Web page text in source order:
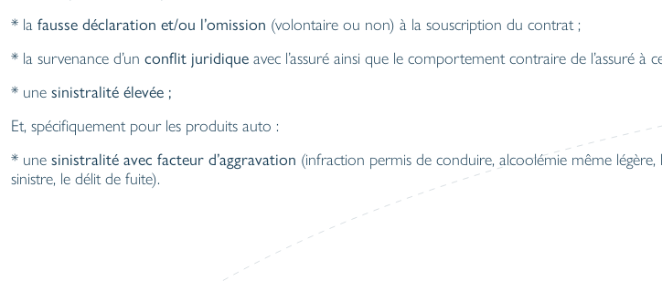
* la fausse déclaration et/ou l’omission (volontaire ou non) à la souscription du contrat ;
* la survenance d’un conflit juridique avec l’assuré ainsi que le comportement contraire de l’assuré à
* une sinistralité élevée ;
Et, spécifiquement pour les produits auto :
* une sinistralité avec facteur d’aggravation (infraction permis de conduire, alcoolémie même
sinistre, le délit de fuite).